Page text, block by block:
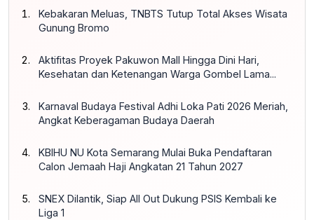
Kebakaran Meluas, TNBTS Tutup Total Akses Wisata
Gunung Bromo
Aktifitas Proyek Pakuwon Mall Hingga Dini Hari,
Kesehatan dan Ketenangan Warga Gombel Lama...
Karnaval Budaya Festival Adhi Loka Pati 2026 Meriah,
Angkat Keberagaman Budaya Daerah
KBIHU NU Kota Semarang Mulai Buka Pendaftaran
Calon Jemaah Haji Angkatan 21 Tahun 2027
SNEX Dilantik, Siap All Out Dukung PSIS Kembali ke
Liga 1